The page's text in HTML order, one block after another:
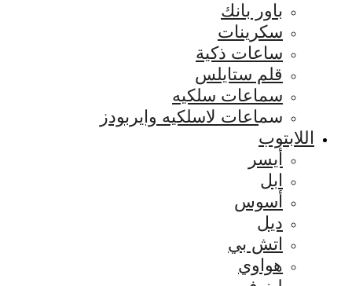
باور بانك
سكرينات
ساعات ذكية
قلم ستايلس
سماعات سلكيه
سماعات لاسلكيه وايربودز
اللابتوب
أيسر
ابل
أسوس
ديل
اتش بي
هواوي